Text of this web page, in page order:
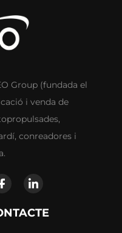
Group (fundada el
i venda de
conreadores i